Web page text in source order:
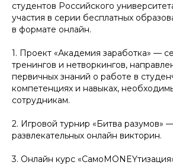
студентов Российского
участия в серии бесплатных
в формате онлайн.
1. Проект «Академия заработка» —
тренингов и нетворкингов,
первичных знаний о работе в
компетенциях и навыках,
сотрудникам.
2. Игровой турнир «Битва разумов»
развлекательных онлайн викторин.
3. Онлайн курс